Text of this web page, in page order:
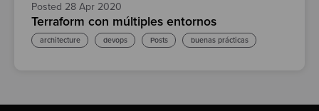
Posted 28 Apr 2020
Terraform con múltiples entornos
architecture devops Posts buenas prácticas